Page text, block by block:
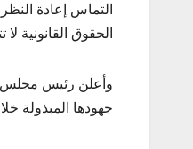
التماس إعادة
الحقوق القانونية
وأعلن رئيس مجلس
جهودها المبذولة